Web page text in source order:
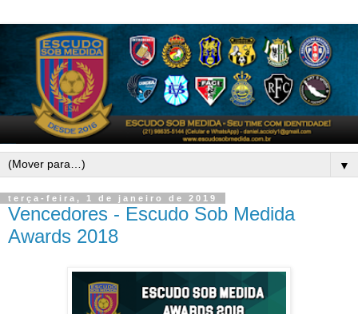
▼
terça-feira, 1 de janeiro de 2019
Vencedores - Escudo Sob Medida
Awards 2018